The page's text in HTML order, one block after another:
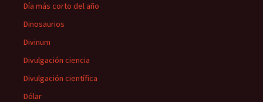
Día más corto del año
Dinosaurios
Divinum
Divulgación ciencia
Divulgación científica
Dólar